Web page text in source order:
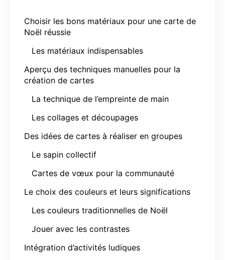
Choisir les bons matériaux pour une carte de
Noël réussie
Les matériaux indispensables
Aperçu des techniques manuelles pour la
création de cartes
La technique de l’empreinte de main
Les collages et découpages
Des idées de cartes à réaliser en groupes
Le sapin collectif
Cartes de vœux pour la communauté
Le choix des couleurs et leurs significations
Les couleurs traditionnelles de Noël
Jouer avec les contrastes
Intégration d’activités ludiques